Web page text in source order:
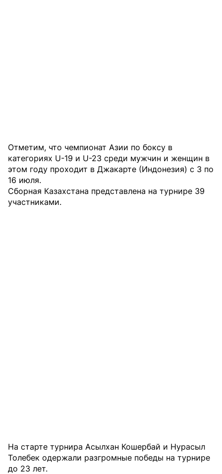
Отметим, что чемпионат Азии по боксу в
категориях U-19 и U-23 среди мужчин и женщин в
этом году проходит в Джакарте (Индонезия) с 3 по
16 июля.
Сборная Казахстана представлена на турнире 39
участниками.
На старте турнира Асылхан Кошербай и Нурасыл
Толебек одержали разгромные победы на турнире
до 23 лет.